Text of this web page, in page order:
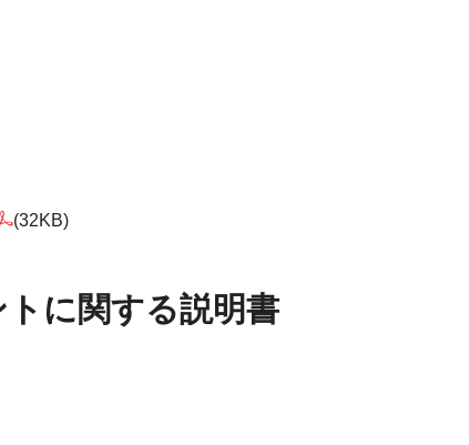
(32KB)
に関する説明書